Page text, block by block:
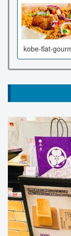
kobe-flat-